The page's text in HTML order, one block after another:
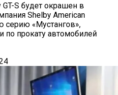
S будет окрашен в
Shelby American
серию «Мустангов»,
по прокату автомобилей